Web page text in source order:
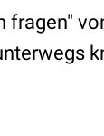
fragen"